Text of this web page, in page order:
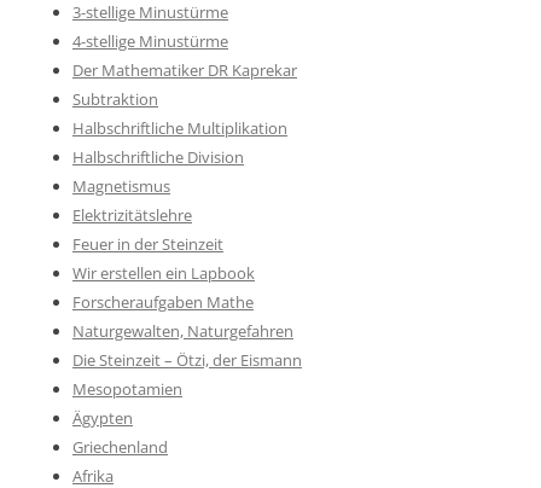
3-stellige Minustürme
4-stellige Minustürme
Der Mathematiker DR Kaprekar
Subtraktion
Halbschriftliche Multiplikation
Halbschriftliche Division
Magnetismus
Elektrizitätslehre
Feuer in der Steinzeit
Wir erstellen ein Lapbook
Forscheraufgaben Mathe
Naturgewalten, Naturgefahren
Die Steinzeit – Ötzi, der Eismann
Mesopotamien
Ägypten
Griechenland
Afrika